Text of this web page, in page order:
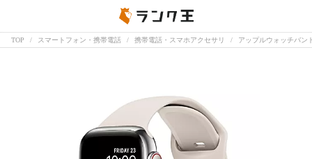
TOP スマートフォン・携帯電話 携帯電話・スマホアクセサリ アップルウォッチバン